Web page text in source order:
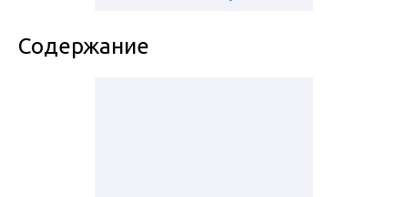
Содержание